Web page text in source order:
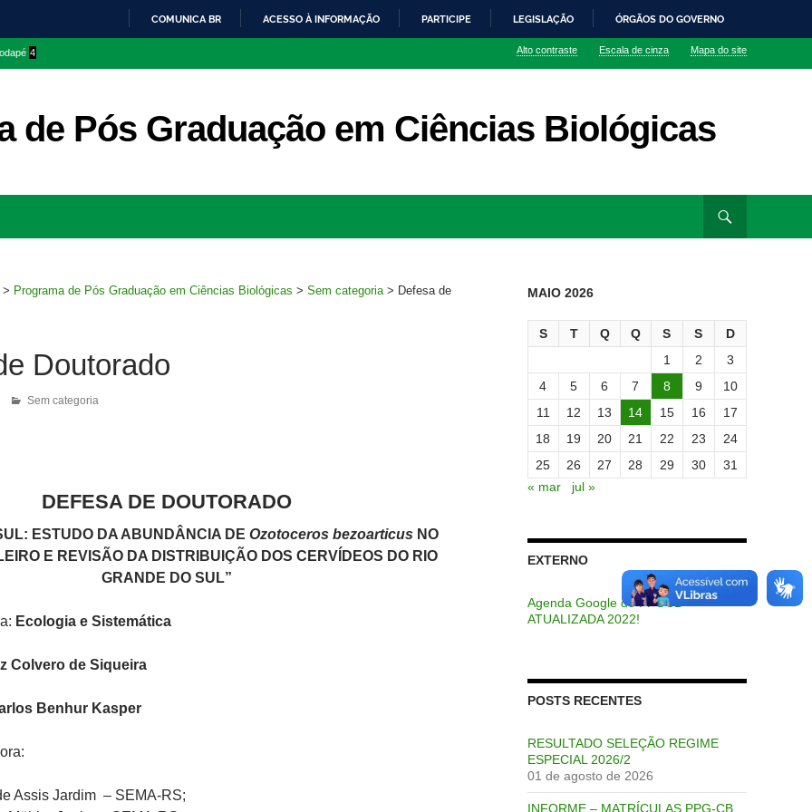
O
COMUNICA BR ACESSO À INFORMAÇÃO PARTICIPE LEGISLAÇÃO ÓRGÃOS DO GOVERNO
4 Alto contraste Escala de cinza Mapa do site
de Pós Graduação em Ciências Biológicas
> Programa de Pós Graduação em Ciências Biológicas > Sem categoria > Defesa de
Doutorado
Sem categoria
DEFESA DE DOUTORADO
ESTUDO DA ABUNDÂNCIA DE Ozotoceros bezoarticus NO
E REVISÃO DA DISTRIBUIÇÃO DOS CERVÍDEOS DO RIO
GRANDE DO SUL”
Ecologia e Sistemática
Colvero de Siqueira
Benhur Kasper
Assis Jardim – SEMA-RS;
MAIO 2026
S T Q Q S S
D
1
2
3
4
5 6 7 8 9
10
11
12 13 14 15 16
17
18
19 20 21 22 23
24
25
26 27 28 29 30
31
« mar
jul »
EXTERNO
Agenda Google do PPGCB –
ATUALIZADA 2022!
POSTS RECENTES
RESULTADO SELEÇÃO REGIME
ESPECIAL 2026/2
01 de agosto de 2026
INFORME – MATRÍCULAS PPG-CB